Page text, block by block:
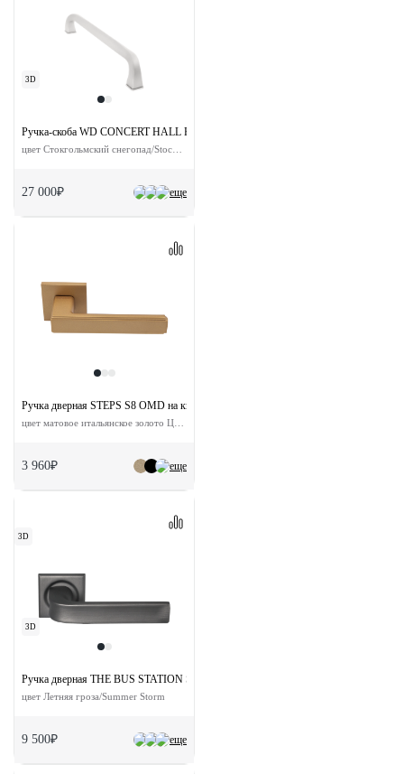
3D
еще
Ручка-скоба WD CONCERT HALL PH SSW
27 000₽
еще
Ручка дверная STEPS S8 OMD на квадратной розетке
3 960₽
3D
3D
еще
Ручка дверная THE BUS STATION S7 SST на квадратной розетке
цвет Летняя гроза/Summer Storm
9 500₽